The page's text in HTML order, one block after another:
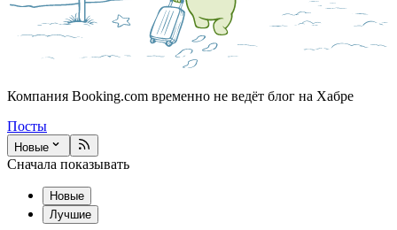
Компания Booking.com временно не ведёт блог на Хабре
Посты
Новые
Сначала показывать
Новые
Лучшие